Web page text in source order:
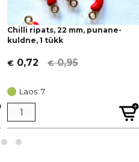
Chilli ripats, 22 mm, punane-
kuldne, 1 tükk
€0,95
Algne
oli:
€ 0,95.
€ 0,72
Current
is:
€ 0,72.
Laos: 7